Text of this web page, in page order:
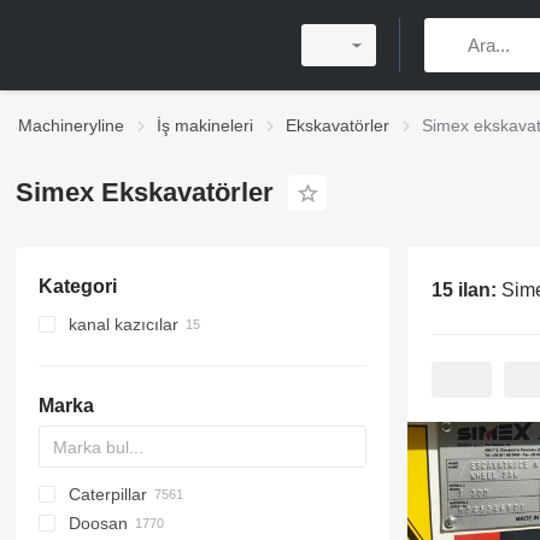
Machineryline İş makineleri Ekskavatörler Simex
Simex Ekskavatörler
Kategori
kanal kazıcılar
Marka
AX
140W
150W
BC
MC
325
331
90
180
CK
440
570
Caterpillar
120
CF
S-series
DX
R-series
Doosan
15 ilan: